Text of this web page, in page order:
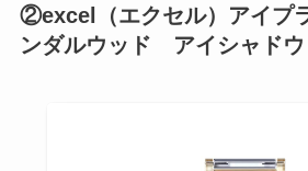
②excel（エクセル）アイプ
ンダルウッド アイシャドウ